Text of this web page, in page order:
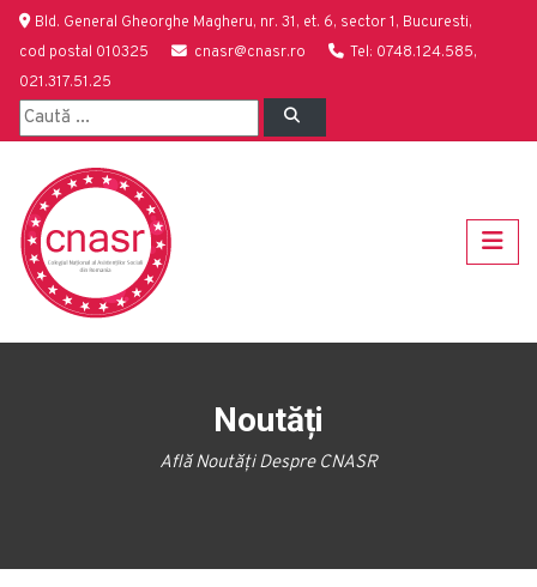
Bld. General Gheorghe Magheru, nr. 31, et. 6, sector 1, Bucuresti,
cod postal 010325
cnasr@cnasr.ro
Tel: 0748.124.585,
021.317.51.25
Noutăți
Află Noutăți Despre CNASR